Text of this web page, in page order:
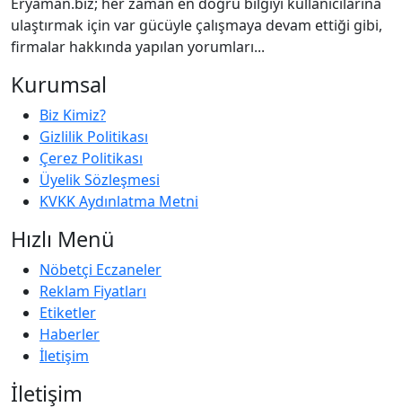
ulaştırmak için var gücüyle çalışmaya devam ettiği gibi,
firmalar hakkında yapılan yorumları...
Kurumsal
Biz Kimiz?
Gizlilik Politikası
Çerez Politikası
Üyelik Sözleşmesi
KVKK Aydınlatma Metni
Hızlı Menü
Nöbetçi Eczaneler
Reklam Fiyatları
Etiketler
Haberler
İletişim
İletişim